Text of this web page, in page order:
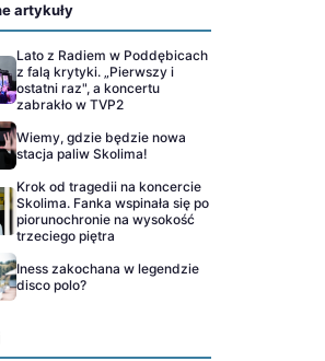
artykuły
Lato z Radiem w Poddębicach
z falą krytyki. „Pierwszy i
ostatni raz", a koncertu
zabrakło w TVP2
Wiemy, gdzie będzie nowa
stacja paliw Skolima!
Krok od tragedii na koncercie
Skolima. Fanka wspinała się po
piorunochronie na wysokość
trzeciego piętra
Iness zakochana w legendzie
disco polo?